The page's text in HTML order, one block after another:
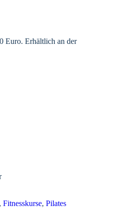
Euro. Erhältlich an der
, Fitnesskurse, Pilates